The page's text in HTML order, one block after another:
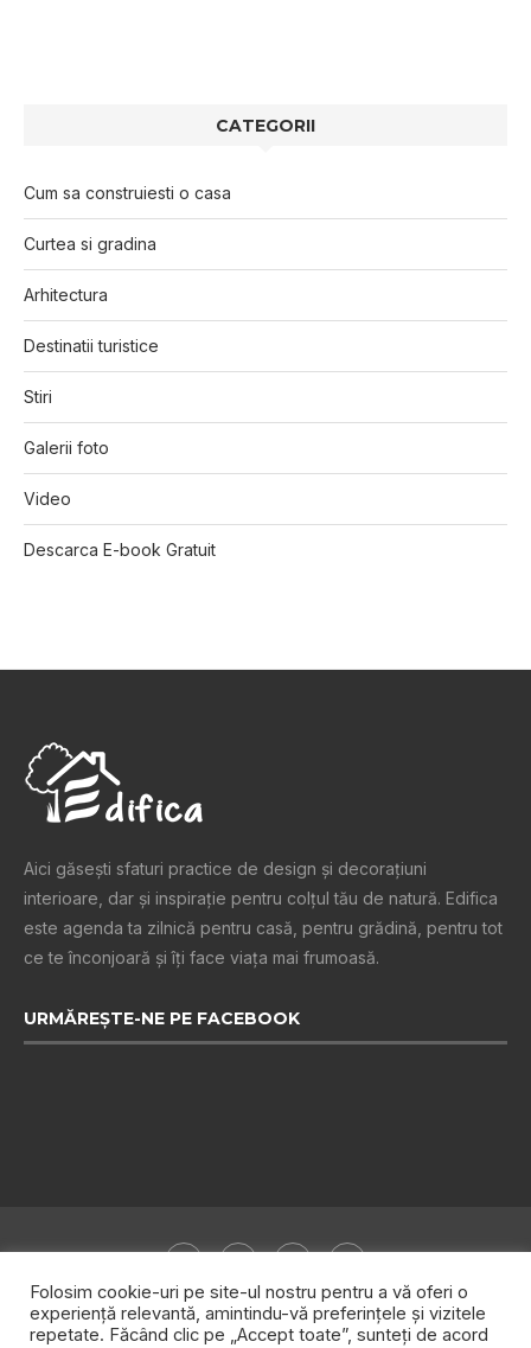
CATEGORII
Cum sa construiesti o casa
Curtea si gradina
Arhitectura
Destinatii turistice
Stiri
Galerii foto
Video
Descarca E-book Gratuit
Aici găsești sfaturi practice de design şi decoraţiuni
interioare, dar și inspiraţie pentru colţul tău de natură. Edifica
este agenda ta zilnică pentru casă, pentru grădină, pentru tot
ce te înconjoară şi îţi face viaţa mai frumoasă.
URMĂREȘTE-NE PE FACEBOOK
Folosim cookie-uri pe site-ul nostru pentru a vă oferi o
experiență relevantă, amintindu-vă preferințele și vizitele
repetate. Făcând clic pe „Accept toate”, sunteți de acord